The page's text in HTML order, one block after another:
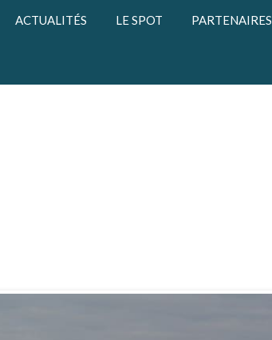
ACTUALITÉS LE SPOT PARTENAIRES